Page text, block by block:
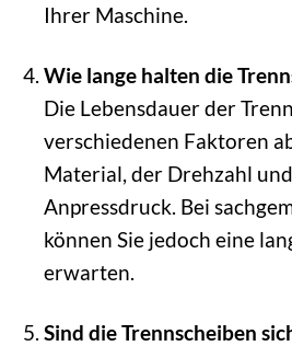
Ihrer Maschine.
Wie lange halten die
Die Lebensdauer der
verschiedenen Faktoren
Material, der Drehzahl
Anpressdruck. Bei
können Sie jedoch eine
erwarten.
Sind die Trennscheiben